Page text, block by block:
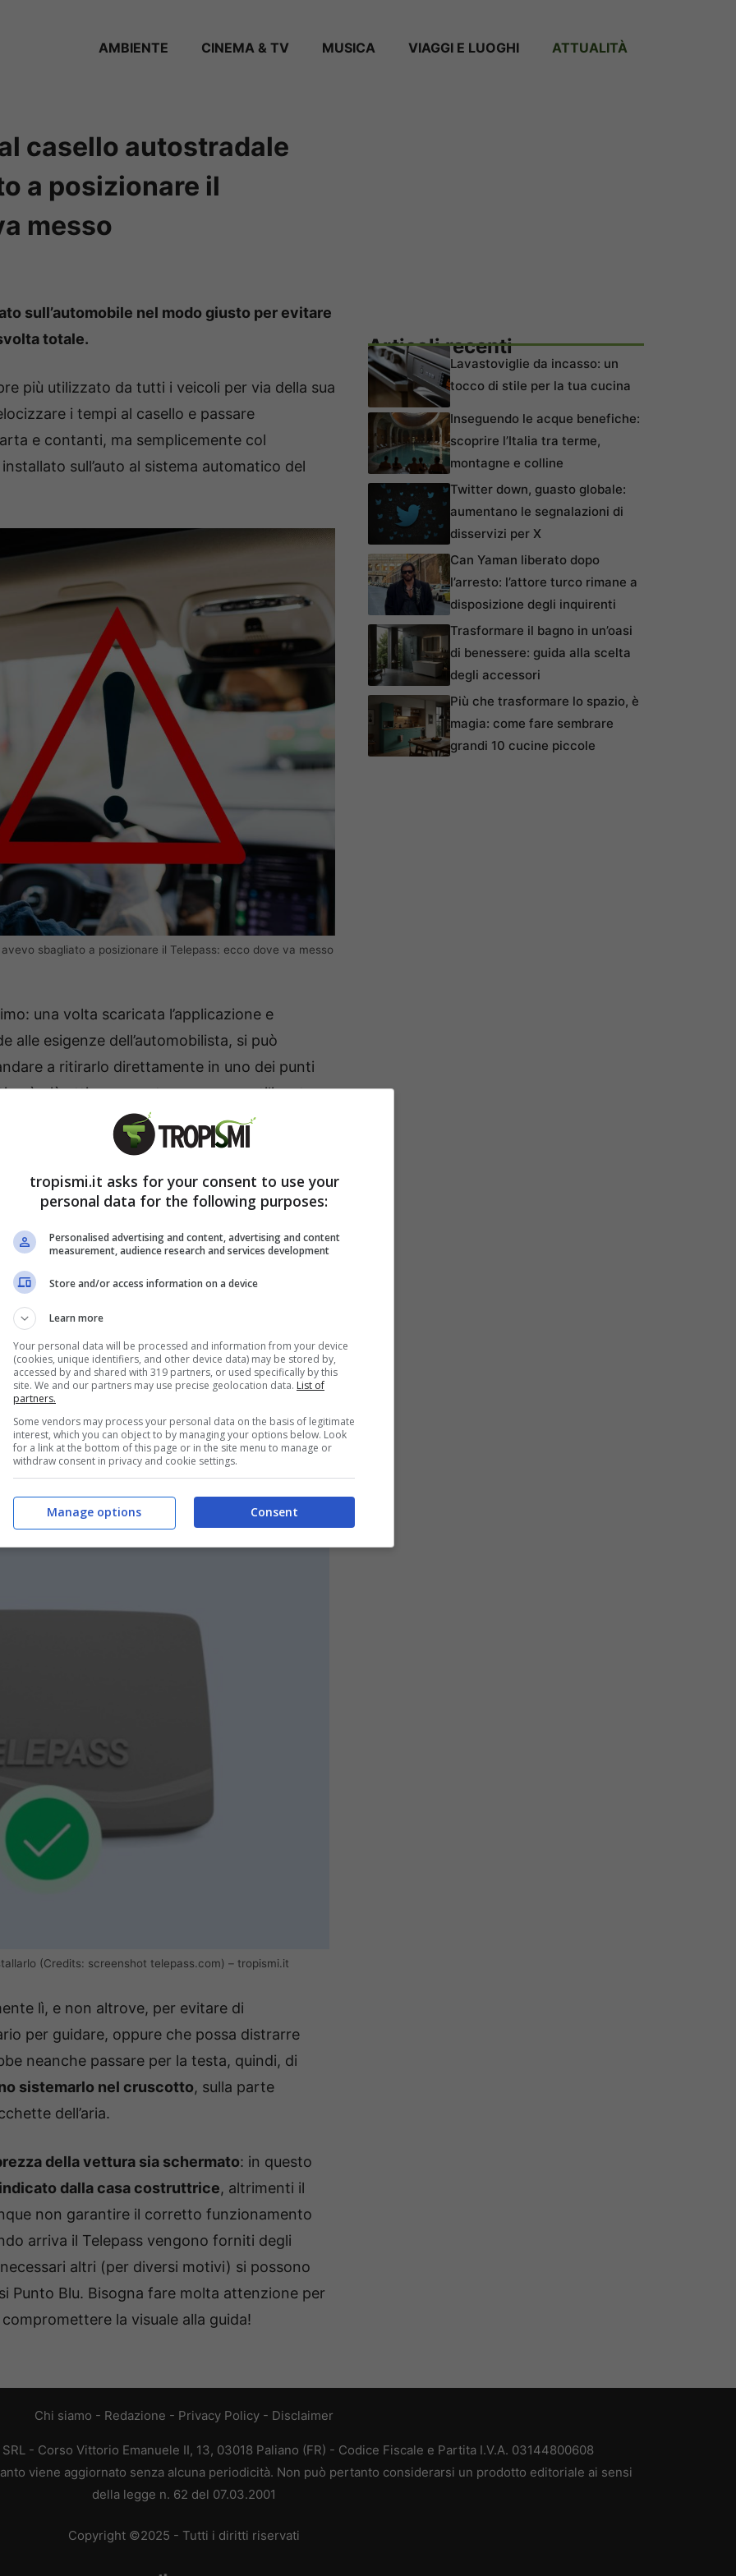
AMBIENTE CINEMA & TV MUSICA VIAGGI E LUOGHI ATTUALITÀ
casello autostradale
a posizionare il
messo
sull’automobile nel modo giusto per evitare
totale.
più utilizzato da tutti i veicoli per via della sua
i tempi al casello e passare
e contanti, ma semplicemente col
sull’auto al sistema automatico del
sbagliato a posizionare il Telepass: ecco dove va messo
una volta scaricata l’applicazione e
alle esigenze dell’automobilista, si può
a ritirarlo direttamente in uno dei punti
è già attivo e pronto per essere utilizzato.
anche installarlo non è difficile; resta però
tragiche, meglio fare tantissima
in auto: dove
danno ancora per scontata la sua posizione
Fortunatamente, ormai gli ultimi modelli di
appositamente, già dalla fabbrica, il
Nello specifico, anche se forse in tanti non lo
è sul retro dello specchietto retrovisore
da alcuni puntini neri, che
posizionare il Telepass.
(Credits: screenshot telepass.com) – tropismi.it
lì, e non altrove, per evitare di
per guidare, oppure che possa distrarre
neanche passare per la testa, quindi, di
sistemarlo nel cruscotto, sulla parte
dell’aria.
della vettura sia schermato: in questo
dalla casa costruttrice, altrimenti il
non garantire il corretto funzionamento
arriva il Telepass vengono forniti degli
altri (per diversi motivi) si possono
Punto Blu. Bisogna fare molta attenzione per
la visuale alla guida!
Articoli recenti
Lavastoviglie da incasso: un
tocco di stile per la tua cucina
Inseguendo le acque benefiche:
scoprire l’Italia tra terme,
montagne e colline
Twitter down, guasto globale:
aumentano le segnalazioni di
disservizi per X
Can Yaman liberato dopo
l’arresto: l’attore turco rimane a
disposizione degli inquirenti
Trasformare il bagno in un’oasi
di benessere: guida alla scelta
degli accessori
Più che trasformare lo spazio, è
magia: come fare sembrare
grandi 10 cucine piccole
Chi siamo - Redazione - Privacy Policy - Disclaimer
- Corso Vittorio Emanuele II, 13, 03018 Paliano (FR) - Codice Fiscale e Partita I.V.A. 03144800608
viene aggiornato senza alcuna periodicità. Non può pertanto considerarsi un prodotto editoriale ai sensi
della legge n. 62 del 07.03.2001
Copyright ©2025 - Tutti i diritti riservati
tropismi.it asks for your consent to use your
personal data for the following purposes:
Personalised advertising and content, advertising and content
measurement, audience research and services development
Store and/or access information on a device
Learn more
Your personal data will be processed and information from your device
(cookies, unique identifiers, and other device data) may be stored by,
accessed by and shared with 319 partners, or used specifically by this
site. We and our partners may use precise geolocation data. List of
partners.
Some vendors may process your personal data on the basis of legitimate
interest, which you can object to by managing your options below. Look
for a link at the bottom of this page or in the site menu to manage or
withdraw consent in privacy and cookie settings.
Consent
Manage options